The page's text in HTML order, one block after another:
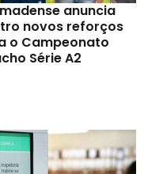
anuncia
novos reforços
o Campeonato
Série A2